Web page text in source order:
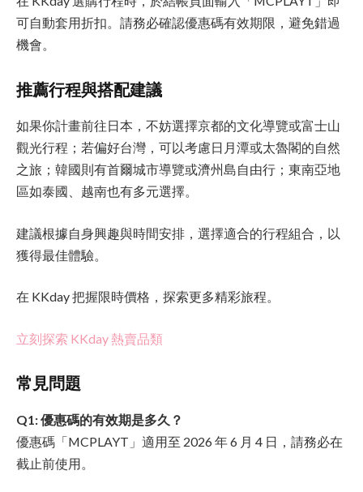
可自動套用折扣。請務必確認優惠碼有效期限，避免錯過
機會。
推薦行程與搭配建議
如果你計畫前往日本，不妨選擇京都的文化導覽或富士山
觀光行程；若偏好台灣，可以考慮日月潭或太魯閣的自然
之旅；韓國則有首爾城市導覽或濟州島自由行；東南亞地
區如泰國、越南也有多元選擇。
建議根據自身興趣與時間安排，選擇適合的行程組合，以
獲得最佳體驗。
在 KKday 把握限時價格，探索更多精彩旅程。
立刻探索 KKday 熱賣品類
常見問題
Q1: 優惠碼的有效期是多久？
優惠碼「MCPLAYT」適用至 2026 年 6 月 4 日，請務必在
截止前使用。